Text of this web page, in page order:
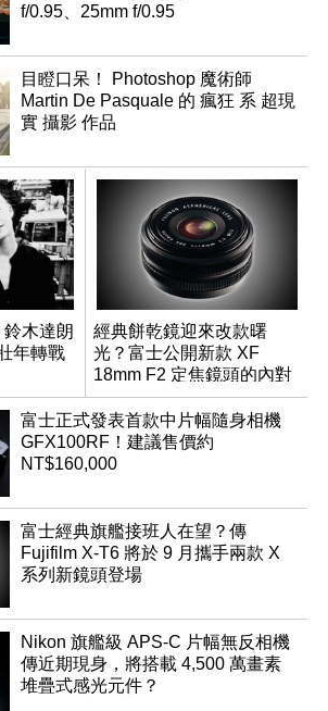
f/0.95、25mm f/0.95
目瞪口呆！ Photoshop 魔術師
Martin De Pasquale 的 瘋狂 系 超現
實 攝影 作品
鈴木達朗
年轉戰
經典餅乾鏡迎來改款曙
光？富士公開新款 XF
18mm F2 定焦鏡頭的內對
焦專利
富士正式發表首款中片幅隨身相機
GFX100RF！建議售價約
NT$160,000
富士經典旗艦接班人在望？傳
Fujifilm X-T6 將於 9 月攜手兩款 X
系列新鏡頭登場
Nikon 旗艦級 APS-C 片幅無反相機
傳近期現身，將搭載 4,500 萬畫素
堆疊式感光元件？